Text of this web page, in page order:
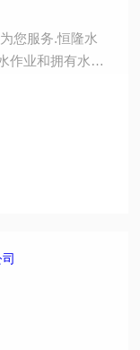
您服务.恒隆水
作业和拥有水下
取得国家潜水员
无损检测人员资
艺，努力提高专